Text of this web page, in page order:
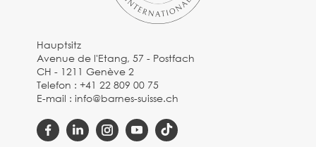
Hauptsitz
Avenue de l'Etang, 57 - Postfach
CH - 1211 Genève 2
Telefon :+41 22 809 00 75
E-mail :info@barnes-suisse.ch